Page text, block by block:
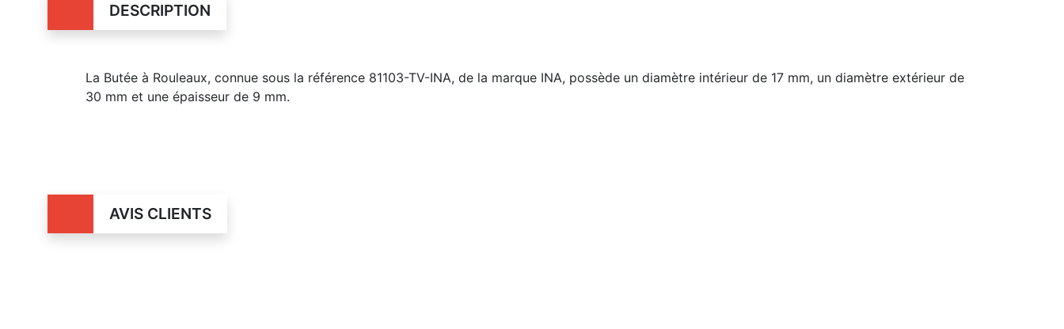
DESCRIPTION
La Butée à Rouleaux, connue sous la référence 81103-TV-INA, de la marque INA, possède un diamètre intérieur de 17 mm, un diamètre extérieur de
30 mm et une épaisseur de 9 mm.
AVIS CLIENTS